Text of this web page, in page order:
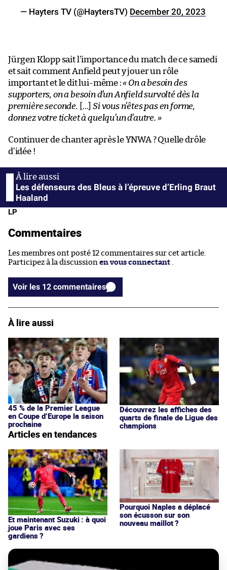
— Hayters TV (@HaytersTV) December 20, 2023
Jürgen Klopp sait l’importance du match de ce samedi
et sait comment Anfield peut y jouer un rôle
important et le dit lui-même :« On a besoin des
supporters, on a besoin d’un Anfield survolté dès la
première seconde.
[…] Si vous n’êtes pas en forme,
donnez votre ticket à quelqu’un d’autre. »
Continuer de chanter après le YNWA ? Quelle drôle
d’idée !
Les défenseurs des Bleus à l’épreuve d’Erling Braut
Haaland
LP
Commentaires
Les membres ont posté 12 commentaires sur cet article.
Participez à la discussion en vous connectant
Voir les 12 commentaires
À lire aussi
45 % de la Premier League
en Coupe d’Europe la saison
prochaine
Découvrez les affiches des
quarts de finale de Ligue des
champions
Articles en tendances
Et maintenant Suzuki : à quoi
joue Paris avec ses
gardiens ?
Pourquoi Naples a déplacé
son écusson sur son
nouveau maillot ?